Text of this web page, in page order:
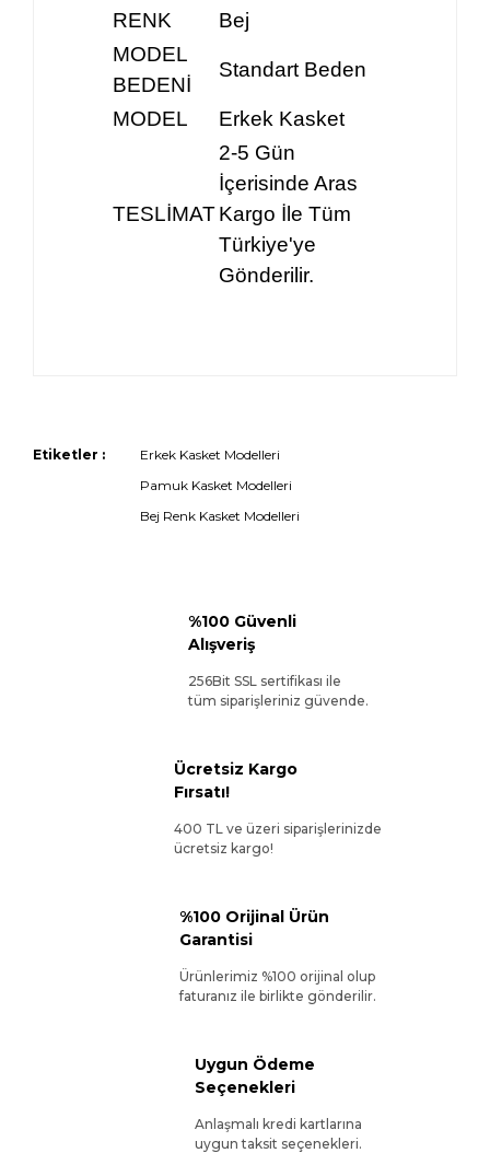
RENK
Bej
MODEL
BEDENİ
Standart Beden
MODEL Erkek Kasket
TESLİMAT
2-5 Gün
İçerisinde Aras
Kargo İle Tüm
Türkiye'ye
Gönderilir.
Etiketler :
Erkek Kasket Modelleri
Pamuk Kasket Modelleri
Bej Renk Kasket Modelleri
%100 Güvenli
Alışveriş
256Bit SSL sertifikası ile
tüm siparişleriniz güvende.
Ücretsiz Kargo
Fırsatı!
400 TL ve üzeri siparişlerinizde
ücretsiz kargo!
%100 Orijinal Ürün
Garantisi
Ürünlerimiz %100 orijinal olup
faturanız ile birlikte gönderilir.
Uygun Ödeme
Seçenekleri
Anlaşmalı kredi kartlarına
uygun taksit seçenekleri.